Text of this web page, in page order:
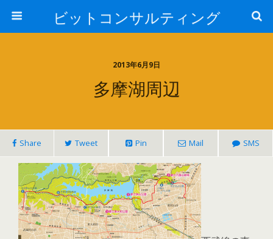
ビットコンサルティング
2013年6月9日
多摩湖周辺
Share Tweet Pin Mail SMS